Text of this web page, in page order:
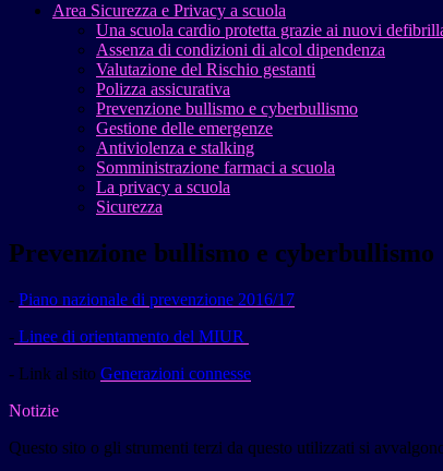
Area Sicurezza e Privacy a scuola
Una scuola cardio protetta grazie ai nuovi
Assenza di condizioni di alcol dipendenza
Valutazione del Rischio gestanti
Polizza assicurativa
Prevenzione bullismo e cyberbullismo
Gestione delle emergenze
Antiviolenza e stalking
Somministrazione farmaci a scuola
La privacy a scuola
Sicurezza
Prevenzione bullismo e cyberbullismo
- Piano nazionale di prevenzione 2016/17
- Linee di orientamento del MIUR
- Link al sito Generazioni connesse
Notizie
Questo sito o gli strumenti terzi da questo utilizzati si